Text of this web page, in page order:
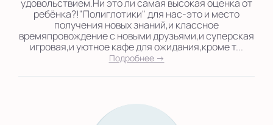
удовольствием.Ни это ли самая высокая оценка от
ребёнка?!"Полиглотики" для нас-это и место
получения новых знаний,и классное
времяпровождение с новыми друзьями,и суперская
игровая,и уютное кафе для ожидания,кроме т...
Подробнее →